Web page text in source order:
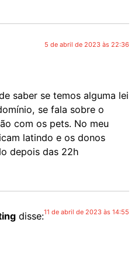
5 de abril de 2023 às 22:36
saber se temos alguma lei
se fala sobre o
com os pets. No meu
latindo e os donos
depois das 22h
disse:11 de abril de 2023 às 14:55